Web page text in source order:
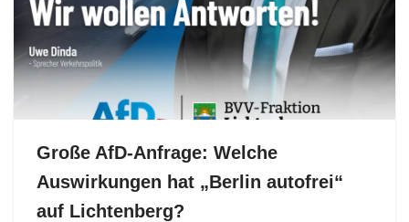
Große AfD-Anfrage: Welche
Auswirkungen hat „Berlin autofrei“
auf Lichtenberg?